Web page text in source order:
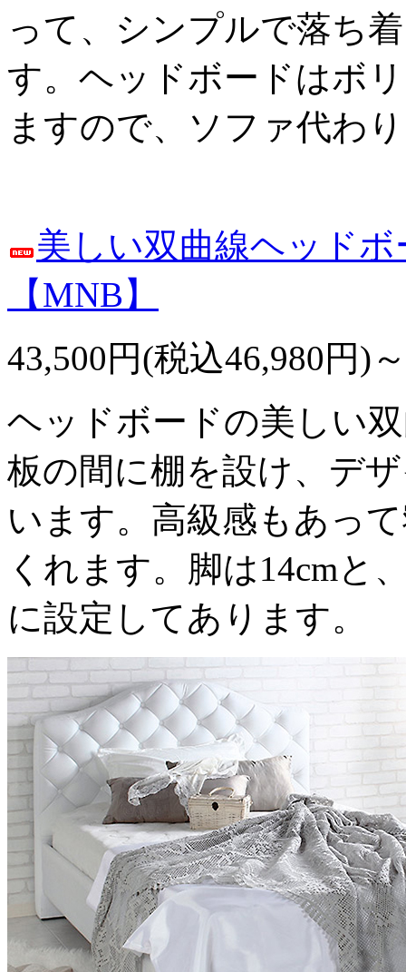
って、シンプルで落ち
す。ヘッドボードはボ
ますので、ソファ代わ
美しい双曲線ヘッド
【MNB】
43,500円(税込46,980円)～
ヘッドボードの美しい
板の間に棚を設け、デ
います。高級感もあっ
くれます。脚は14cmと
に設定してあります。